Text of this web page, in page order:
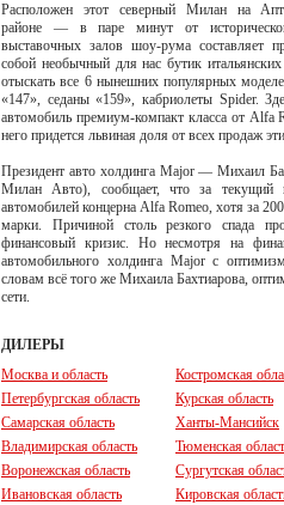
Расположен этот северный Милан на
районе — в паре минут от
выставочных залов шоу-рума составляет
собой необычный для нас бутик
отыскать все 6 нынешних популярных
«147», седаны «159», кабриолеты Spider.
автомобиль премиум-компакт класса от
него придется львиная доля от всех продаж
Президент авто холдинга Major — Михаил
Милан Авто), сообщает, что за текущий
автомобилей концерна Alfa Romeo, хотя за
марки. Причиной столь резкого спада
финансовый кризис. Но несмотря на
автомобильного холдинга Major с
словам всё того же Михаила Бахтиарова,
сети.
ДИЛЕРЫ
Москва и область
Петербургская область
Самарская область
Владимирская область
Воронежская область
Ивановская область
Костромская
Курская область
Ханты-Мансийск
Тюменская
Сургутская
Кировская